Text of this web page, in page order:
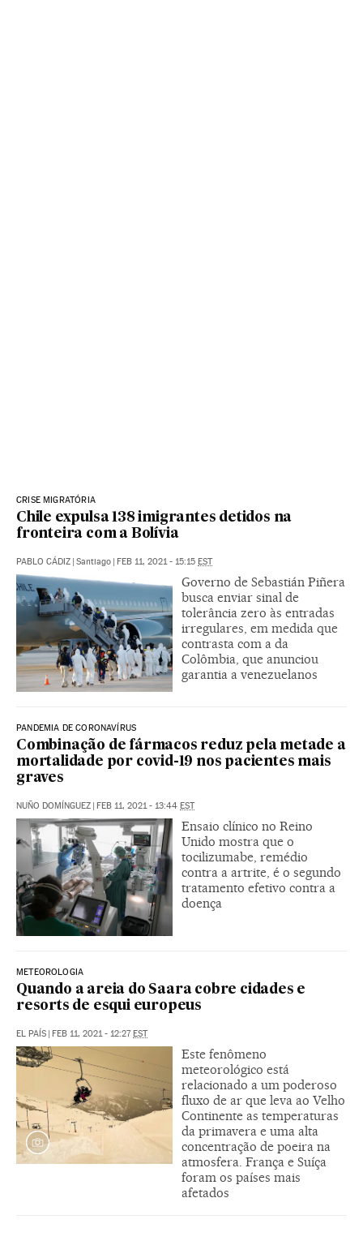
CRISE MIGRATÓRIA
Chile expulsa 138 imigrantes detidos na
fronteira com a Bolívia
PABLO CÁDIZ Santiago FEB 11, 2021 - 15:15 EST
Governo de Sebastián Piñera
busca enviar sinal de
tolerância zero às entradas
irregulares, em medida que
contrasta com a da
Colômbia, que anunciou
garantia a venezuelanos
PANDEMIA DE CORONAVÍRUS
Combinação de fármacos reduz pela metade a
mortalidade por covid-19 nos pacientes mais
graves
NUÑO DOMÍNGUEZ | FEB 11, 2021 - 13:44 EST
Ensaio clínico no Reino
Unido mostra que o
tocilizumabe, remédio
contra a artrite, é o segundo
tratamento efetivo contra a
doença
METEOROLOGIA
Quando a areia do Saara cobre cidades e
resorts de esqui europeus
EL PAÍS | FEB 11, 2021 - 12:27EST
Este fenômeno
meteorológico está
relacionado a um poderoso
fluxo de ar que leva ao Velho
Continente as temperaturas
da primavera e uma alta
concentração de poeira na
atmosfera. França e Suíça
foram os países mais
afetados